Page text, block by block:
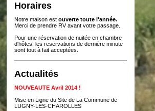
Horaires
Notre maison est ouverte toute l'année.
Merci de prendre RV avant votre passage.
Pour une réservation de nuitée en chambre
d'hôtes, les reservations de dernière minute
sont tout à fait acceptées.
Actualités
NOUVEAUTE Avril 2014 !
Mise en Ligne du Site de La Commune de
LUGNY-LES-CHAROLLES